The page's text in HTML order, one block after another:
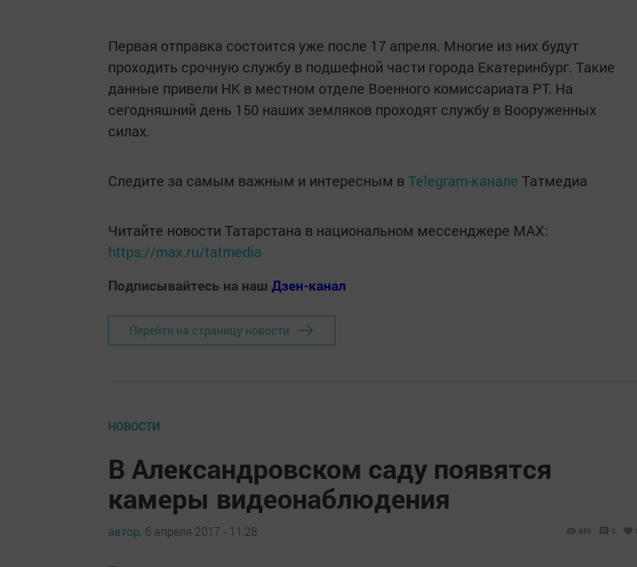
Первая отправка состоится уже после 17 апреля. Многие из них будут
проходить срочную службу в подшефной части города Екатеринбург. Такие
данные привели НК в местном отделе Военного комиссариата РТ. На
сегодняшний день 150 наших земляков проходят службу в Вооруженных
силах.
Следите за самым важным и интересным в Telegram-канале Татмедиа
Читайте новости Татарстана в национальном мессенджере MАХ:
https://max.ru/tatmedia
Подписывайтесь на наш Дзен-канал
Перейти на страницу новости
НОВОСТИ
В Александровском саду появятся
камеры видеонаблюдения
автор, 6 апреля 2017 - 11:28 869 0